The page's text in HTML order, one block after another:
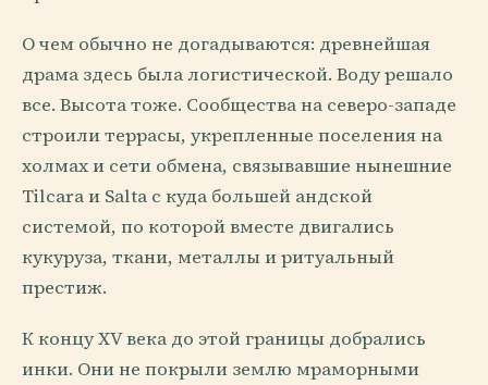
О чем обычно не догадываются: древнейшая
драма здесь была логистической. Воду решало
все. Высота тоже. Сообщества на северо-западе
строили террасы, укрепленные поселения на
холмах и сети обмена, связывавшие нынешние
Tilcara и Salta с куда большей андской
системой, по которой вместе двигались
кукуруза, ткани, металлы и ритуальный
престиж.
К концу XV века до этой границы добрались
инки. Они не покрыли землю мраморными